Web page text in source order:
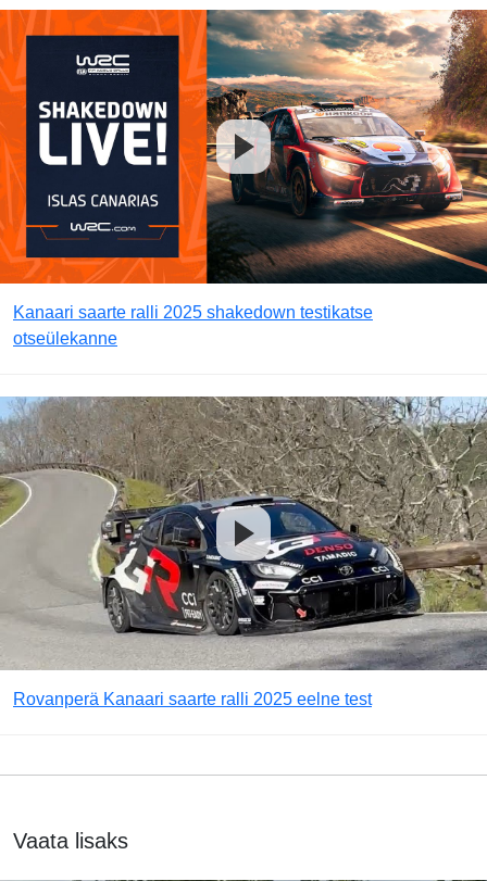
Kanaari saarte ralli 2025 shakedown testikatse
otseülekanne
Rovanperä Kanaari saarte ralli 2025 eelne test
Vaata lisaks